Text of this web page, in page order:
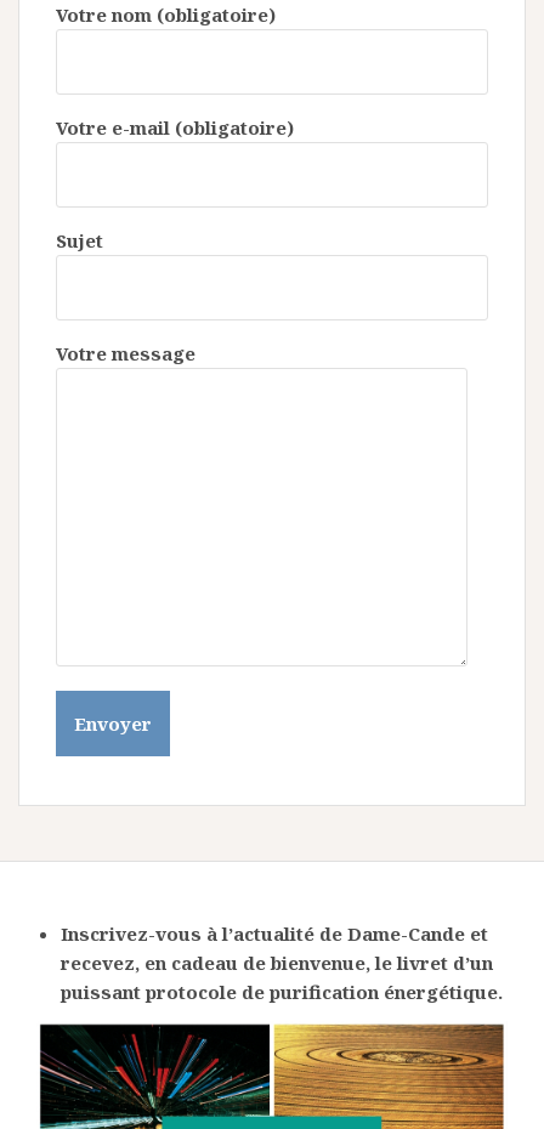
Votre nom (obligatoire)
Votre e-mail (obligatoire)
Sujet
Votre message
Inscrivez-vous à l’actualité de Dame-Cande et
recevez, en cadeau de bienvenue, le livret d’un
puissant protocole de purification énergétique.